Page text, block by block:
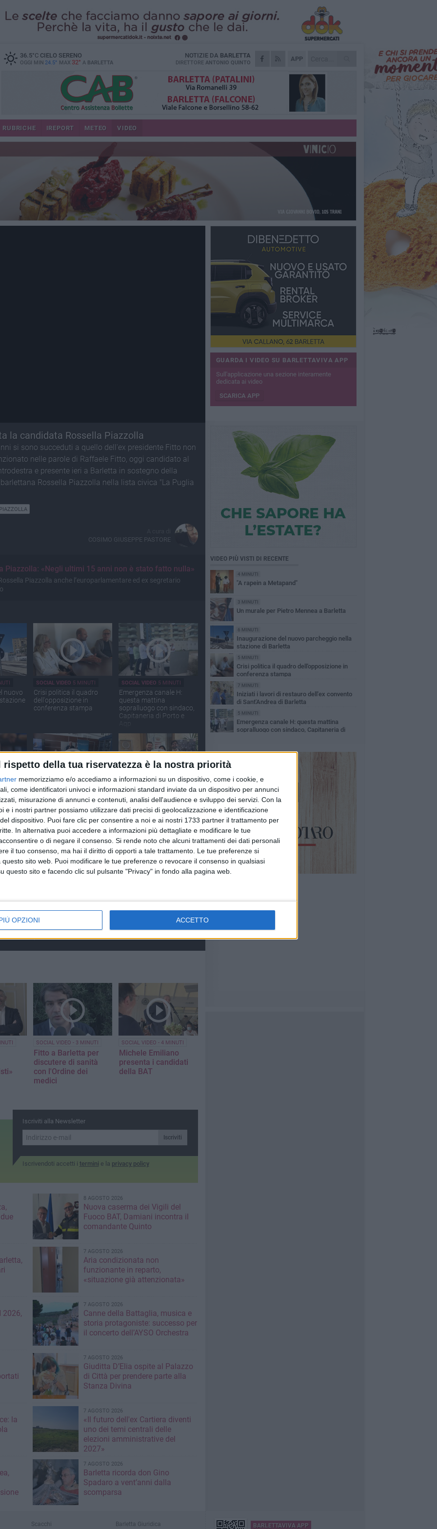
rispetto della tua riservatezza è la nostra priorità
memorizziamo e/o accediamo a informazioni su un dispositivo, come i cookie, e
come identificatori univoci e informazioni standard inviate da un dispositivo per annunci
misurazione di annunci e contenuti, analisi dell'audience e sviluppo dei servizi. Con la
e i nostri partner possiamo utilizzare dati precisi di geolocalizzazione e identificazione
dispositivo. Puoi fare clic per consentire a noi e ai nostri 1733 partner il trattamento per
In alternativa puoi accedere a informazioni più dettagliate e modificare le tue
o di negare il consenso. Si rende noto che alcuni trattamenti dei dati personali
il tuo consenso, ma hai il diritto di opporti a tale trattamento. Le tue preferenze si
sito web. Puoi modificare le tue preferenze o revocare il consenso in qualsiasi
questo sito e facendo clic sul pulsante "Privacy" in fondo alla pagina web.
OPZIONI ACCETTO
36.5°CCIELO SERENO
OGGI MIN 24.5° MAX 32° A BARLETTA
APP
NOTIZIE DA BARLETTA
DIRETTORE ANTONIO QUINTO
RUBRICHE IREPORT METEO VIDEO
la candidata Rossella Piazzolla
si sono succeduti a quello dell'ex presidente Fitto non
nelle parole di Raffaele Fitto, oggi candidato al
e presente ieri a Barletta in sostegno della
Rossella Piazzolla nella lista civica "La Puglia
COSIMO GIUSEPPE PASTORE
Piazzolla: «Negli ultimi 15 anni non è stato fatto nulla»
Piazzolla anche l’europarlamentare ed ex segretario
nuovo
SOCIAL VIDEO 5 MINUTI
Crisi politica il quadro
dell'opposizione in
conferenza stampa
SOCIAL VIDEO 5 MINUTI
Emergenza canale H:
questa mattina
sopralluogo con sindaco,
Capitaneria di Porto e
Aqp
a
SOCIAL VIDEO6 MINUTI
Beach sprint, presentati i
campionati italiani 2026
SOCIAL VIDEO2 MINUTI
Presentazione della prima
edizione di "Notte d'opera
al Castello"
eventi
Cilli
SOCIAL VIDEO7 MINUTI
Zona 167: presentato
progetto area verde
attrezzata e parcheggio
SOCIAL VIDEO1 MINUTO
Inaugurata a Barletta la
nuova sede della BCC di
Andria
SOCIAL VIDEO - 3 MINUTI
Fitto a Barletta per
discutere di sanità
con l'Ordine dei
medici
SOCIAL VIDEO - 4 MINUTI
Michele Emiliano
presenta i candidati
della BAT
Iscriviti alla Newsletter
Iscriviti
Iscrivendoti accetti i termini e la privacy policy
8 AGOSTO 2026
Nuova caserma dei Vigili del
Fuoco BAT, Damiani incontra il
comandante Quinto
7 AGOSTO 2026
Aria condizionata non
funzionante in reparto,
«situazione già attenzionata»
2026,
7 AGOSTO 2026
Canne della Battaglia, musica e
storia protagoniste: successo per
il concerto dell’AYSO Orchestra
7 AGOSTO 2026
Giuditta D’Elia ospite al Palazzo
di Città per prendere parte alla
Stanza Divina
la
7 AGOSTO 2026
«Il futuro dell'ex Cartiera diventi
uno dei temi centrali delle
elezioni amministrative del
2027»
7 AGOSTO 2026
Barletta ricorda don Gino
Spadaro a vent’anni dalla
scomparsa
GUARDA I VIDEO SU BARLETTAVIVA APP
Sull'applicazione una sezione interamente
dedicata ai video
SCARICA APP
VIDEO PIÙ VISTI DI RECENTE
4 MINUTI
"A rapein a Metapand"
3 MINUTI
Un murale per Pietro Mennea a Barletta
6 MINUTI
Inaugurazione del nuovo parcheggio nella
stazione di Barletta
5 MINUTI
Crisi politica il quadro dell'opposizione in
conferenza stampa
7 MINUTI
Iniziati i lavori di restauro dell'ex convento
di Sant'Andrea di Barletta
5 MINUTI
Emergenza canale H: questa mattina
sopralluogo con sindaco, Capitaneria di
Scacchi Barletta Giuridica BARLETTAVIVA APP